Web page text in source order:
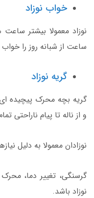
خواب نوزاد
ساعت از شبانه روز را
گریه نوزاد
گریه بچه محرک پیچیده
و از ناله تا پیام ناراحتی
نوزادان معمولا به دلیل
گرسنگی، تغییر دما،
نوزاد باشد.